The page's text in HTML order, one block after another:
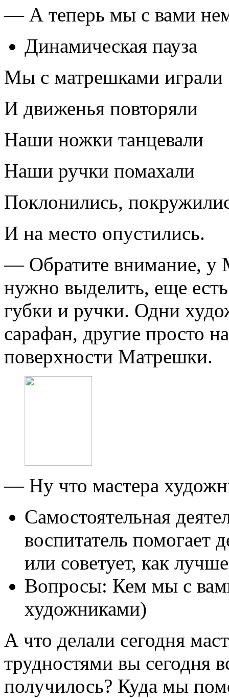
— А теперь мы с вами
Динамическая пауза
Мы с матрешками играли
И движенья повторяли
Наши ножки танцевали
Наши ручки помахали
Поклонились,
И на место опустились.
— Обратите внимание, у
нужно выделить, еще
губки и ручки. Одни
сарафан, другие просто
поверхности Матрешки.
— Ну что мастера
Самостоятельная
воспитатель помогает
или советует, как
Вопросы: Кем мы с
художниками)
А что делали сегодня
трудностями вы сегодня
получилось? Куда мы